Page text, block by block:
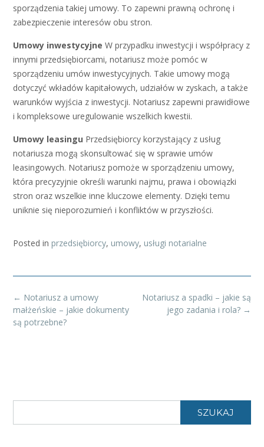
sporządzenia takiej umowy. To zapewni prawną ochronę i
zabezpieczenie interesów obu stron.
Umowy inwestycyjne W przypadku inwestycji i współpracy z
innymi przedsiębiorcami, notariusz może pomóc w
sporządzeniu umów inwestycyjnych. Takie umowy mogą
dotyczyć wkładów kapitałowych, udziałów w zyskach, a także
warunków wyjścia z inwestycji. Notariusz zapewni prawidłowe
i kompleksowe uregulowanie wszelkich kwestii.
Umowy leasingu Przedsiębiorcy korzystający z usług
notariusza mogą skonsultować się w sprawie umów
leasingowych. Notariusz pomoże w sporządzeniu umowy,
która precyzyjnie określi warunki najmu, prawa i obowiązki
stron oraz wszelkie inne kluczowe elementy. Dzięki temu
uniknie się nieporozumień i konfliktów w przyszłości.
Posted in przedsiębiorcy, umowy, usługi notarialne
Post
navigation
Notariusz a spadki – jakie są
jego zadania i rola? →
← Notariusz a umowy
małżeńskie – jakie dokumenty
są potrzebne?
SZUKAJ